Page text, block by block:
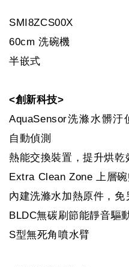
SMI8ZCS00X
60cm 洗碗機
半嵌式
<創新科技>
AquaSensor洗滌水髒
自動偵測
熱能交換裝置，提升烘乾
Extra Clean Zone 上層
內建洗滌水加熱原件，免
BLDC無碳刷節能靜音驅
S型無死角噴水臂